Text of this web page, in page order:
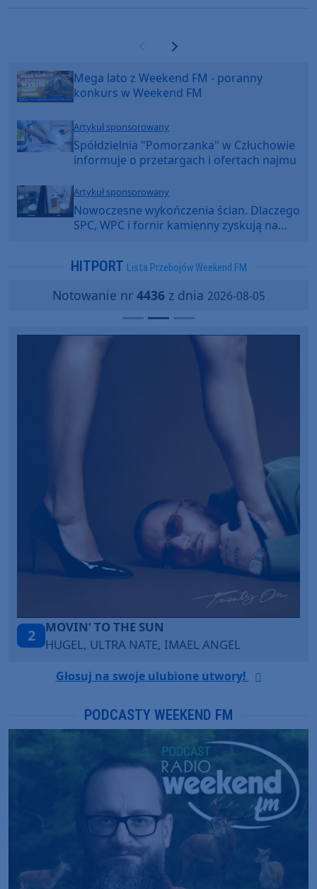
Poprzednia strona
Następna strona
Mega lato z Weekend FM - poranny
konkurs w Weekend FM
Artykuł sponsorowany
Spółdzielnia "Pomorzanka" w Człuchowie
informuje o przetargach i ofertach najmu
Artykuł sponsorowany
Nowoczesne wykończenia ścian. Dlaczego
SPC, WPC i fornir kamienny zyskują na
HITPORT Lista Przebojów Weekend FM
Notowanie nr 4436z dnia 2026-08-05
3
TAŃCZ!
BLETKA
Głosuj na swoje ulubione utwory!
PODCASTY WEEKEND FM